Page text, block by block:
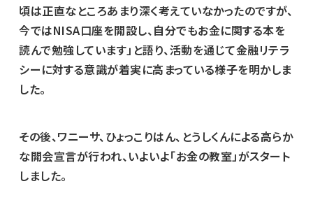
頃は正直なところあまり深く考えていなかったのですが、
今ではNISA口座を開設し、自分でもお金に関する本を
読んで勉強しています」と語り、活動を通じて金融リテラ
シーに対する意識が着実に高まっている様子を明かしま
した。
その後、ワニーサ、ひょっこりはん、とうしくんによる高らか
な開会宣言が行われ、いよいよ「お金の教室」がスタート
しました。